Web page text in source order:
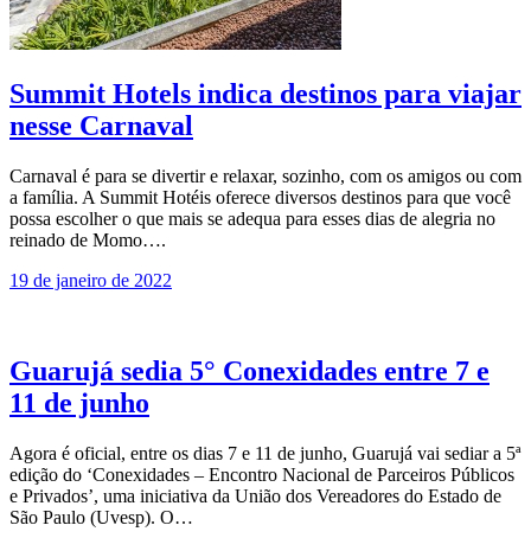
Summit Hotels indica destinos para viajar
nesse Carnaval
Carnaval é para se divertir e relaxar, sozinho, com os amigos ou com
a família. A Summit Hotéis oferece diversos destinos para que você
possa escolher o que mais se adequa para esses dias de alegria no
reinado de Momo….
19 de janeiro de 2022
Guarujá sedia 5° Conexidades entre 7 e
11 de junho
Agora é oficial, entre os dias 7 e 11 de junho, Guarujá vai sediar a 5ª
edição do ‘Conexidades – Encontro Nacional de Parceiros Públicos
e Privados’, uma iniciativa da União dos Vereadores do Estado de
São Paulo (Uvesp). O…